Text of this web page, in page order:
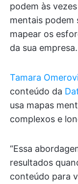
podem às
mentais podem
mapear os
da sua empresa.
Tamara
conteúdo da
usa mapas
complexos e
“Essa
resultados
conteúdo para